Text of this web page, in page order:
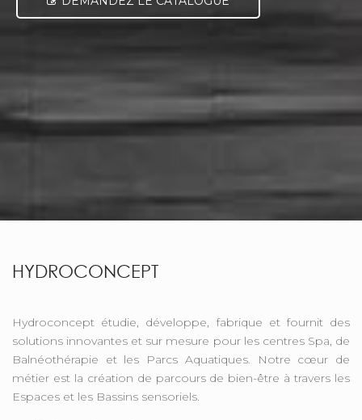
HYDROCONCEPT
Hydroconcept étudie, développe, fabrique et fournit des
solutions innovantes et sur mesure pour les centres Spa, de
Balnéothérapie et les Parcs Aquatiques. Notre cœur de
métier est la création de parcours de bien-être à travers les
Espaces et les Bassins sensoriels.